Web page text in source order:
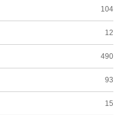
104
12
490
93
15